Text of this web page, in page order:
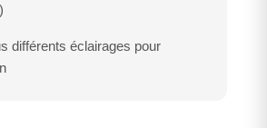
différents éclairages pour